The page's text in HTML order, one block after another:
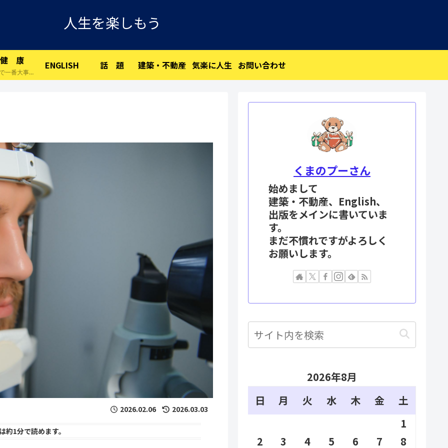
人生を楽しもう
健 康
人生で一番大事な物です。
ENGLISH 話 題 建築・不動産 気楽に人生 お問い合わせ
2026.02.06 2026.03.03
約1分で読めます。
くまのプーさん
始めまして
建築・不動産、English、
出版をメインに書いていま
す。
まだ不慣れですがよろしく
お願いします。
2026年8月
日
月 火 水 木 金
土
1
2
3 4 5 6 7 8